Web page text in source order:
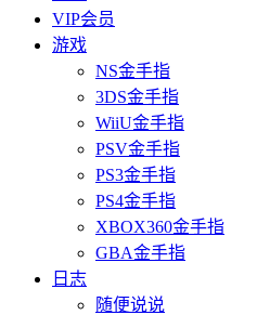
VIP会员
游戏
NS金手指
3DS金手指
WiiU金手指
PSV金手指
PS3金手指
PS4金手指
XBOX360金手指
GBA金手指
日志
随便说说